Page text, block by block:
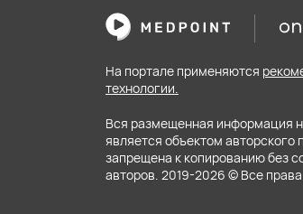
На портале применяются
технологии.
Вся размещенная информация
является объектом авторского
запрещена к копированию без
авторов. 2019-2026 © Все